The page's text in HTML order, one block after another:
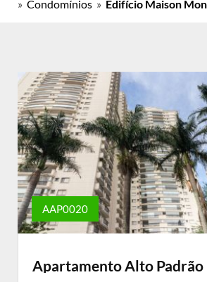
» Condomínios » Edifício Maison
AAP0020
Apartamento Alto Padrão